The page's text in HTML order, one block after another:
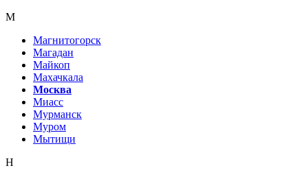
М
Магнитогорск
Магадан
Майкоп
Махачкала
Москва
Миасс
Мурманск
Муром
Мытищи
Н